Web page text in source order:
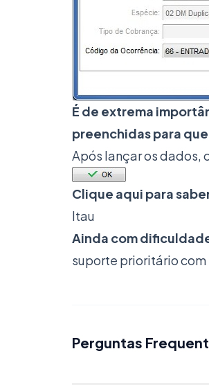
É de extrema
preenchidas para
Após lançar os dados,
Clique aqui para
Itau
Ainda com
suporte prioritário
Perguntas